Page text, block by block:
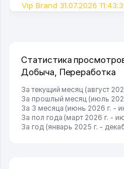
Vip Brand 31.07.2026
Статистика
Добыча, Переработка
За текущий месяц (август
За прошлый месяц (июль
За 3 месяца (июнь 2026 г. -
За пол года (март 2026 г. -
За год (январь 2025 г. -